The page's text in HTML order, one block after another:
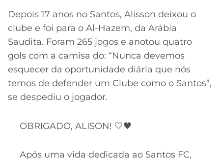
Depois 17 anos no Santos, Alisson deixou o
clube e foi para o Al-Hazem, da Arábia
Saudita. Foram 265 jogos e anotou quatro
gols com a camisa do: “Nunca devemos
esquecer da oportunidade diária que nós
temos de defender um Clube como o Santos”,
se despediu o jogador.
OBRIGADO, ALISON! 🤍🖤
Após uma vida dedicada ao Santos FC,